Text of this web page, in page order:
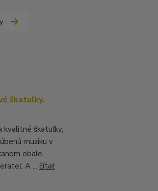
škatuľky,
kvalitné škatuľky,
muziku v
obale.
A ... čítať